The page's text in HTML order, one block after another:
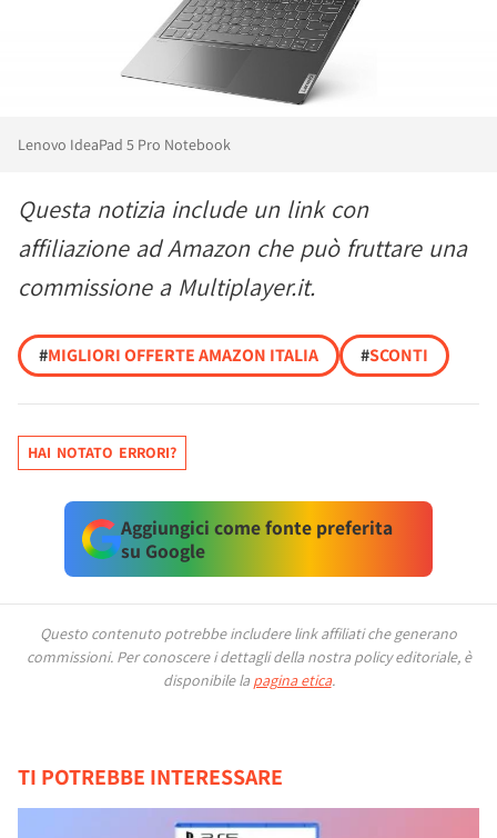
Lenovo IdeaPad 5 Pro Notebook
Questa notizia include un link con
affiliazione ad Amazon che può fruttare una
commissione a Multiplayer.it.
#MIGLIORI OFFERTE AMAZON ITALIA #SCONTI
HAI NOTATO ERRORI?
Aggiungici come fonte preferita
su Google
Questo contenuto potrebbe includere link affiliati che generano
commissioni. Per conoscere i dettagli della nostra policy editoriale, è
disponibile la pagina etica.
TI POTREBBE INTERESSARE